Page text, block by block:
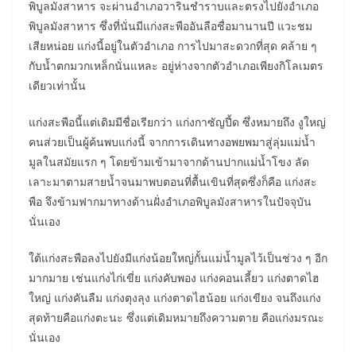
พิบูลมังสาหาร จะผ่านอำเภอวารินชำราบและตรงไปยังอำเภอ
พิบูลมังสาหาร ซึ่งที่นั่นมีแก่งสะพืออันลือชื่อมานานปี แวะชม
เสียหน่อย แก่งนี้อยู่ในตัวอำเภอ การไปมาสะดวกที่สุด คล้าย ๆ
กับน้ำตกมวกเหล็กนั่นแหละ อยู่ห่างจากตัวอำเภอเพียงกิโลเมตร
เดียวเท่านั้น
แก่งสะพือนี้แต่เดิมมีชื่อเรียกว่า แก่งกาซัญปี้ด ซึ่งหมายถึง งูใหญ่
คนส่วยเป็นผู้ค้นพบแก่งนี้ จากการเดินทางอพยพมาสู่ลุ่มแม่น้ำ
มูลในสมัยแรก ๆ โดยข้ามเข้ามาจากด้านปากแม่น้ำโขง ลัด
เลาะมาตามสายน้ำจนมาพบตอนที่ตื้นเขินที่สุดซึ่งก็คือ แก่งสะ
พือ จึงข้ามฟากมาทางด้านฝั่งอำเภอพิบูลมังสาหารในปัจจุบัน
นั่นเอง
ใต้แก่งสะพือลงไปยังมีแก่งน้อยใหญ่กั้นแม่น้ำมูลไว้เป็นช่วง ๆ อีก
มากมาย เช่นแก่งไก่เขี่ย แก่งคับพอง แก่งคอนเลี้ยว แก่งตาดไฮ
ใหญ่ แก่งคันลืม แก่งตุงลุง แก่งตาดไฮน้อย แก่งเขียง จนถึงแก่ง
สุดท้ายคือแก่งตะนะ ซึ่งแต่เดิมหมายถึงความตาย คือแก่งมรณะ
นั่นเอง